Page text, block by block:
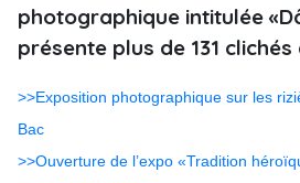
photographique intitulée
présente plus de 131
>>Exposition photographique sur les
Bac
>>Ouverture de l’expo «Tradition